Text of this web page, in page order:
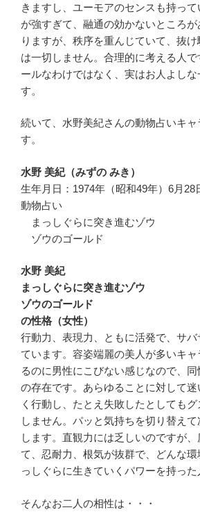
きますし、ユーモアのセンスも持って
が強すぎて、融通の効かないところ
りますが、秩序を重んじていて、抜
は一切しません。合理的に考える人
ールなわけではなく、実はお人よしな
す。
続いて、水野美紀さんの動物占いキ
す。
水野 美紀（みずの みき）
生年月日：1974年（昭和49年）6月28
動物占い
まっしぐらに突き進むゾウ
ゾウのゴールド
水野 美紀
まっしぐらに突き進むゾウ
ゾウのゴールド
の性格（女性）
行動力、表現力、ともに活発で、サ
ています。容姿端麗の美人が多いキ
るのに男性にこびない感じなので、
の存在です。あらゆることに対して迷
く行動し、たとえ失敗したとしても
しません。パッと気持ちを切り替え
します。直観力には乏しいのですが
て、忍耐力、根気が抜群で、どんな環
っしぐらに生きていくパワーを持った
そんなお二人の相性は・・・